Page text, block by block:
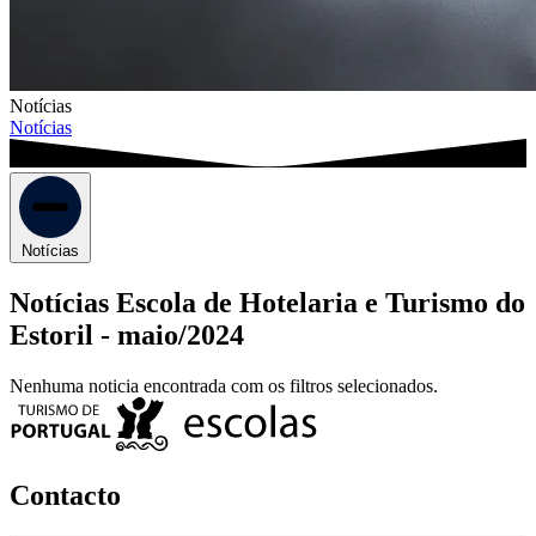
Notícias
Notícias
Notícias
Notícias Escola de Hotelaria e Turismo do
Estoril - maio/2024
Nenhuma noticia encontrada com os filtros selecionados.
Contacto